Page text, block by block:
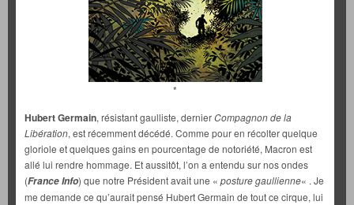
*
Hubert Germain, résistant gaulliste, dernierCompagnon de la
Libération, est récemment décédé. Comme pour en récolter quelque
gloriole et quelques gains en pourcentage de notoriété, Macron est
allé lui rendre hommage. Et aussitôt, l’on a entendu sur nos ondes
(France Info) que notre Président avait une « posture gaullienne« . Je
me demande ce qu’aurait pensé Hubert Germain de tout ce cirque, lui